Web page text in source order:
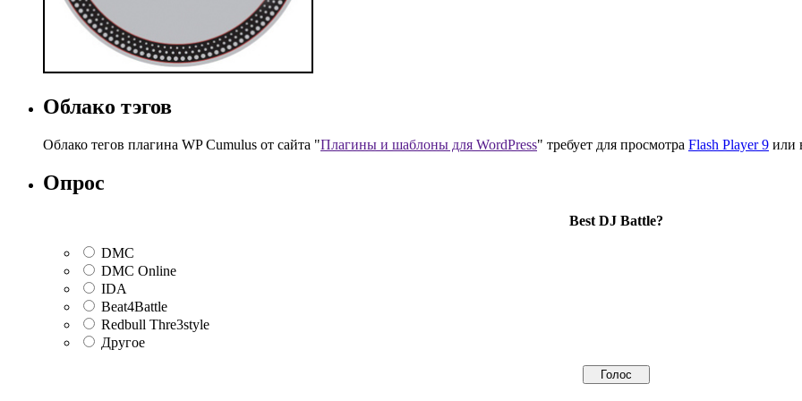
Облако тэгов
Облако тегов плагина WP Cumulus от сайта "Плагины и шаблоны для WordPress" требует для просмотра Flash Player 9 или
Опрос
Best DJ Battle?
DMC
DMC Online
IDA
Beat4Battle
Redbull Thre3style
Другое